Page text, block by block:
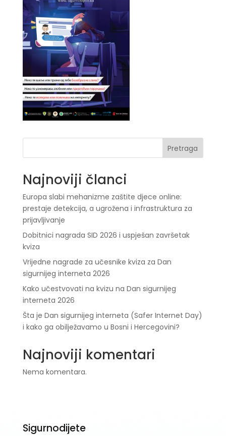
Pretraga
Najnoviji članci
Europa slabi mehanizme zaštite djece online:
prestaje detekcija, a ugrožena i infrastruktura za
prijavljivanje
Dobitnici nagrada SID 2026 i uspješan završetak
kviza
Vrijedne nagrade za učesnike kviza za Dan
sigurnijeg interneta 2026
Kako učestvovati na kvizu na Dan sigurnijeg
interneta 2026
Šta je Dan sigurnijeg interneta (Safer Internet Day)
i kako ga obilježavamo u Bosni i Hercegovini?
Najnoviji komentari
Nema komentara.
Sigurnodijete